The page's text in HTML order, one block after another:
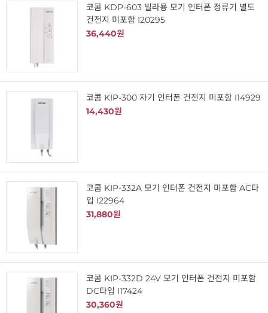
코콤 KDP-603 빌라용 모기 인터폰 정류기 별도
건전지 미포함 I20295
36,440원
코콤 KIP-300 자기 인터폰 건전지 미포함 I14929
14,430원
코콤 KIP-332A 모기 인터폰 건전지 미포함 AC타
입 I22964
31,880원
코콤 KIP-332D 24V 모기 인터폰 건전지 미포함
DC타입 I17424
30,360원